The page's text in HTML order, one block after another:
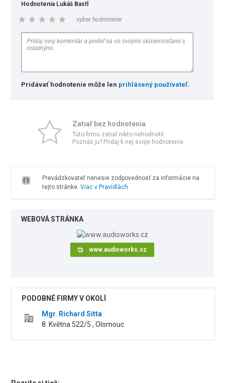
Hodnotenia Lukáš Bastl
vyber hodnotenie
Pridávať hodnotenie môže len prihlásený používateľ.
Zatiaľ bez hodnotenia
Túto firmu zatiaľ nikto nehodnotil.
Poznáš ju? Pridaj k nej svoje hodnotenie.
Prevádzkovateľ nenesie zodpovednosť za informácie na
tejto stránke. Viac v Pravidlách
WEBOVÁ STRÁNKA
www.audioworks.cz
PODOBNÉ FIRMY V OKOLÍ
Mgr. Richard Sitta
8. Května 522/5 , Olomouc